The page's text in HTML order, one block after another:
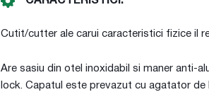
Cutit/cutter ale carui caracteristici fizice il
Are sasiu din otel inoxidabil si maner anti-
lock. Capatul este prevazut cu agatator de